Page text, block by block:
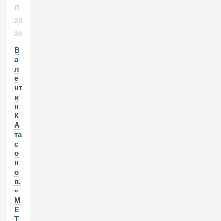
Л
20
26
В
а
л
е
нт
и
н
К
А
та
с
о
н
о
в.
«
М
Е
Т